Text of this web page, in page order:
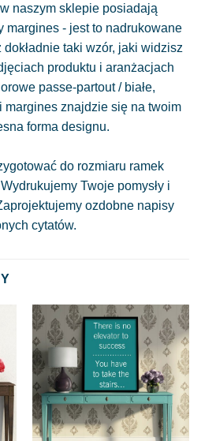
naszym sklepie posiadają
margines - jest to nadrukowane
taki wzór, jaki widzisz
produktu i aranżacjach
passe-partout / białe,
margines znajdzie się na twoim
forma designu.
do rozmiaru ramek
Twoje pomysły i
ozdobne napisy
cytatów.